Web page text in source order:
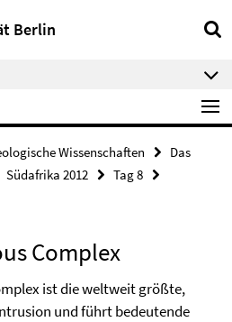
Berlin
Wissenschaften
Das
Südafrika 2012
Tag 8
Complex
ist die weltweit größte,
und führt bedeutende